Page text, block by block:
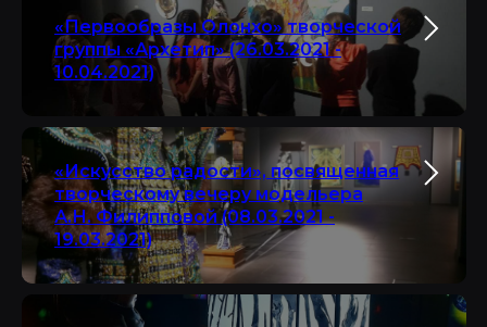
«Первообразы Олонхо» творческой
группы «Архетип» (26.03.2021 -
10.04.2021)
«Искусство радости», посвященная
творческому вечеру модельера
А.Н. Филипповой (08.03.2021 -
19.03.2021)